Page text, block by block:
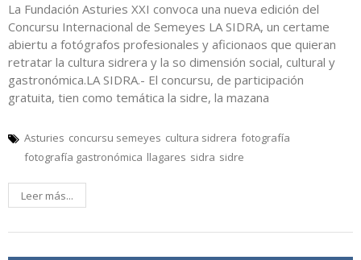
La Fundación Asturies XXI convoca una nueva edición del
Concursu Internacional de Semeyes LA SIDRA, un certame
abiertu a fotógrafos profesionales y aficionaos que quieran
retratar la cultura sidrera y la so dimensión social, cultural y
gastronómica.LA SIDRA.- El concursu, de participación
gratuita, tien como temática la sidre, la mazana
Asturies concursu semeyes cultura sidrera fotografía
fotografía gastronómica llagares sidra sidre
Leer más...